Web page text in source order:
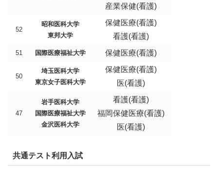
産業保健(看護)
52
昭和医科大学
東邦大学
保健医療(看護)
看護(看護)
51 国際医療福祉大学 保健医療(看護)
50
埼玉医科大学
東京女子医科大学
保健医療(看護)
医(看護)
47
岩手医科大学
国際医療福祉大学
金沢医科大学
看護(看護)
福岡保健医療(看護)
医(看護)
共通テスト利用入試